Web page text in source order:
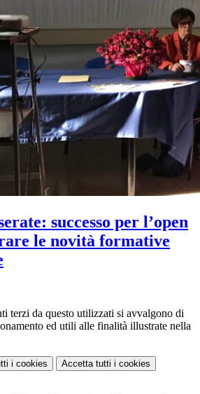
successo per l’open
le novità formative
terzi da questo utilizzati si avvalgono di
ed utili alle finalità illustrate nella
i cookies Accetta tutti i cookies